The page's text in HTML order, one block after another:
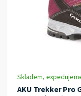
Skladem,
AKU Trekker Pro